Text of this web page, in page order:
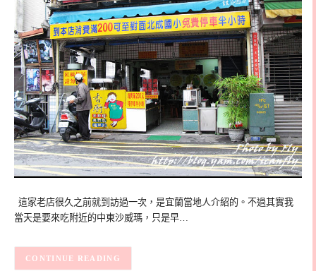
這家老店很久之前就到訪過一次，是宜蘭當地人介紹的。不過其實我
當天是要來吃附近的中東沙威瑪，只是早…
CONTINUE READING